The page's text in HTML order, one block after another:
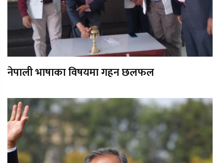
नेपाली भाषाका विषयमा गहन छलफल